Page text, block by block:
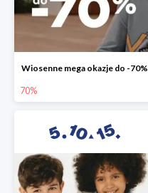
Wiosenne mega okazje do -70%
70%